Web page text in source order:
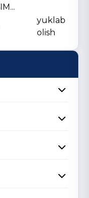
yuklab
olish